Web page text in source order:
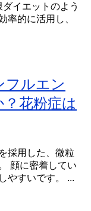
イエットのよう
率的に活用し、
フルエン
花粉症は
採用した、微粒
顔に密着してい
やすいです。 ...